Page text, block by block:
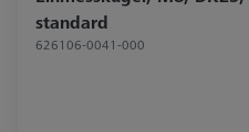
standard
626106-0041-000